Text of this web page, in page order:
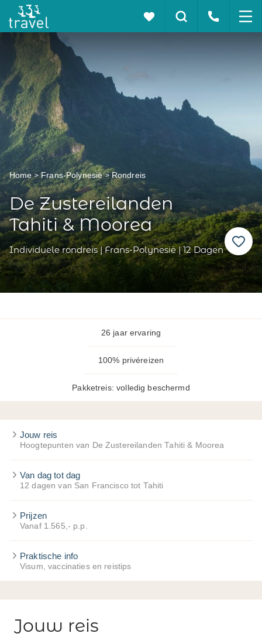
Home Frans-Polynesië Rondreis
De Zustereilanden
Tahiti & Moorea
Individuele rondreis | Frans-Polynesië | 12 Dagen
26 jaar ervaring
100% privéreizen
Pakketreis: volledig beschermd
Jouw reis
Hoogtepunten van De Zustereilanden Tahiti & Moorea
Van dag tot dag
12 dagen van San Francisco tot Tahiti
Prijzen
Vanaf 1.565,- p.p.
Praktische info
Visum, vaccinaties en reistips
Jouw reis